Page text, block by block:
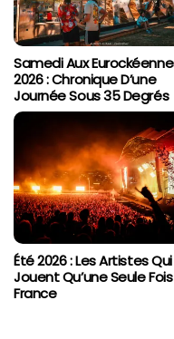
Samedi Aux
2026 : Chronique D’une
Journée Sous 35 Degrés
Été 2026 : Les Artistes
Jouent Qu’une Seule Fois
France